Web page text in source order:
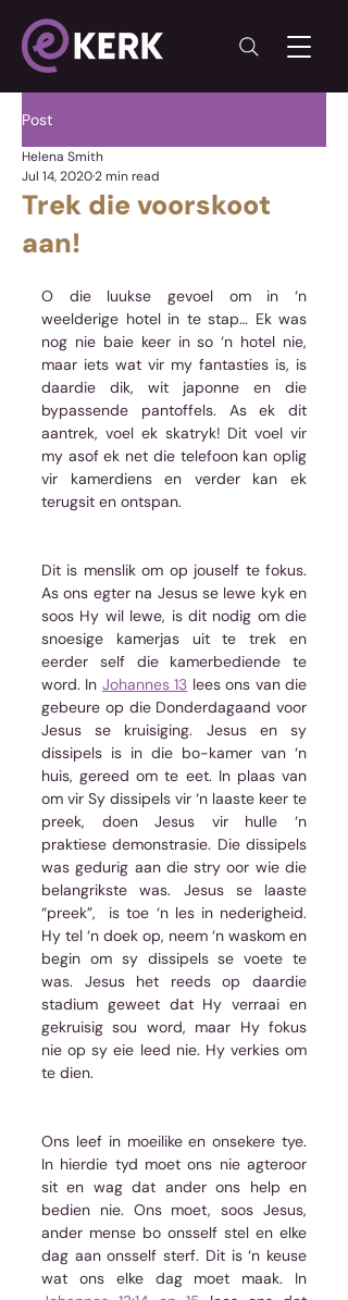
Post
Trek die voorskoot
aan!
Helena Smith
Jul 14, 20202 min read
O die luukse gevoel om in ‘n
weelderige hotel in te stap… Ek was
nog nie baie keer in so ‘n hotel nie,
maar iets wat vir my fantasties is, is
daardie dik, wit japonne en die
bypassende pantoffels. As ek dit
aantrek, voel ek skatryk! Dit voel vir
my asof ek net die telefoon kan oplig
vir kamerdiens en verder kan ek
terugsit en ontspan.
Dit is menslik om op jouself te fokus.
As ons egter na Jesus se lewe kyk en
soos Hy wil lewe, is dit nodig om die
snoesige kamerjas uit te trek en
eerder self die kamerbediende te
word. In Johannes 13 lees ons van die
gebeure op die Donderdagaand voor
Jesus se kruisiging. Jesus en sy
dissipels is in die bo-kamer van ‘n
huis, gereed om te eet. In plaas van
om vir Sy dissipels vir ‘n laaste keer te
preek, doen Jesus vir hulle ‘n
praktiese demonstrasie. Die dissipels
was gedurig aan die stry oor wie die
belangrikste was. Jesus se laaste
“preek”,  is toe ‘n les in nederigheid.
Hy tel ‘n doek op, neem ‘n waskom en
begin om sy dissipels se voete te
was. Jesus het reeds op daardie
stadium geweet dat Hy verraai en
gekruisig sou word, maar Hy fokus
nie op sy eie leed nie. Hy verkies om
te dien.
Ons leef in moeilike en onsekere tye.
In hierdie tyd moet ons nie agteroor
sit en wag dat ander ons help en
bedien nie. Ons moet, soos Jesus,
ander mense bo onsself stel en elke
dag aan onsself sterf. Dit is ‘n keuse